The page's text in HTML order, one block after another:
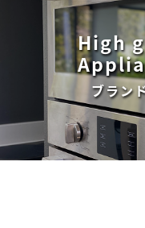
High
ブラン